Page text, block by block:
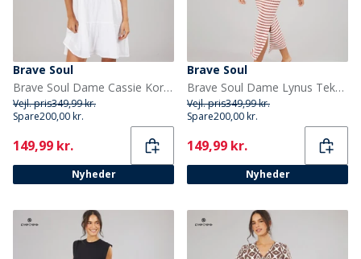
Brave Soul
Brave Soul Dame Cassie Kortærmet Fløj Kjole Hvid
Vejl. pris349,99 kr.
Spare200,00 kr.
Current
149,99 kr.
Nyheder
Brave Soul
Brave Soul Dame Lynus Tekstureret Maxi Kjole Cream/Rød
Vejl. pris349,99 kr.
Spare200,00 kr.
Current
149,99 kr.
Nyheder